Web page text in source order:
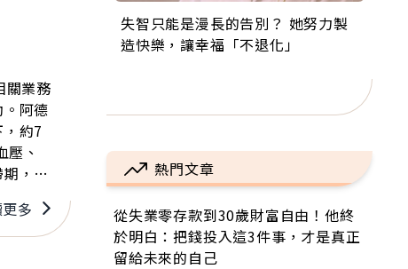
關業務
阿德
約7
壓、
，目
多
失智只能是漫長的告別？ 她努力製
造快樂，讓幸福「不退化」
來自剛果的巧克力神父 為台灣奉獻
36年 「台灣是我的家，我連作夢都
63歲卸矽谷副總、搬回台灣找快
樂！「蛋黃哥小丑」走進安養院，
104歲打破金氏世界紀錄 成為全球
最年長羽球選手，分享長壽的秘密
事業巔峰他選擇追夢…黑手阿伯拉
小提琴還登上小巨蛋！連CNN都大
熱門文章
從失業零存款到30歲財富自由！他終
於明白：把錢投入這3件事，才是真正
留給未來的自己